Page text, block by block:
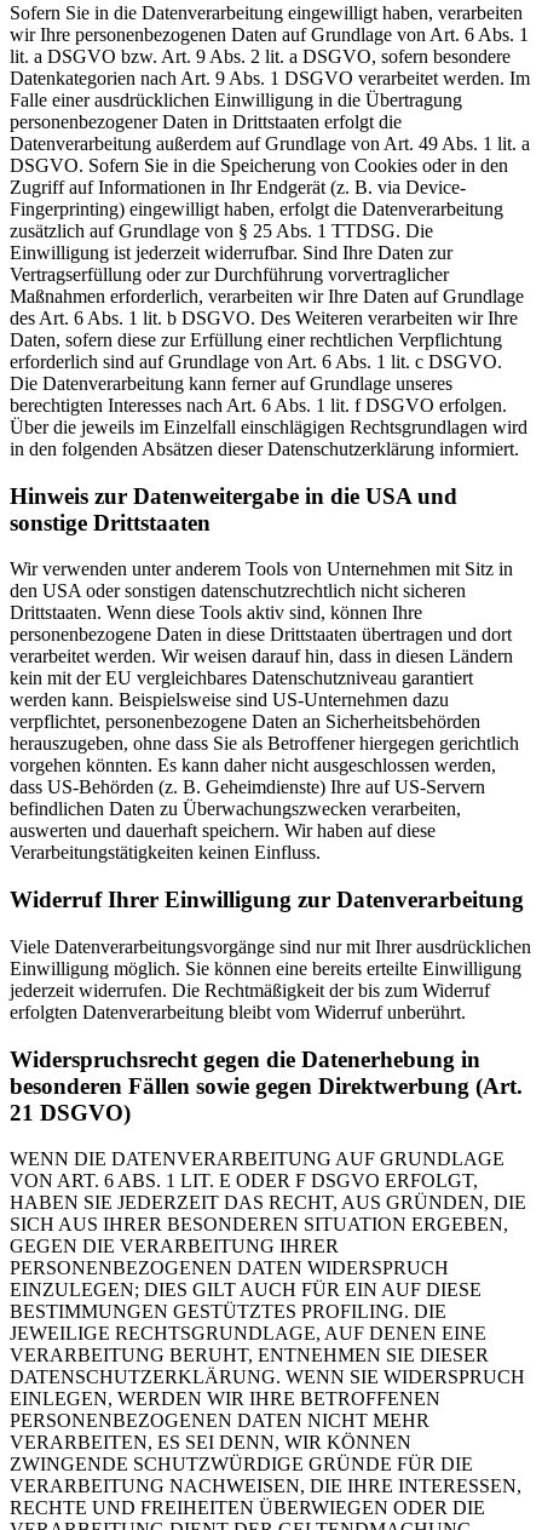
Sofern Sie in die Datenverarbeitung eingewilligt haben, verarbeiten
wir Ihre personenbezogenen Daten auf Grundlage von Art. 6 Abs. 1
lit. a DSGVO bzw. Art. 9 Abs. 2 lit. a DSGVO, sofern besondere
Datenkategorien nach Art. 9 Abs. 1 DSGVO verarbeitet werden. Im
Falle einer ausdrücklichen Einwilligung in die Übertragung
personenbezogener Daten in Drittstaaten erfolgt die
Datenverarbeitung außerdem auf Grundlage von Art. 49 Abs. 1 lit. a
DSGVO. Sofern Sie in die Speicherung von Cookies oder in den
Zugriff auf Informationen in Ihr Endgerät (z. B. via Device-
Fingerprinting) eingewilligt haben, erfolgt die Datenverarbeitung
zusätzlich auf Grundlage von § 25 Abs. 1 TTDSG. Die
Einwilligung ist jederzeit widerrufbar. Sind Ihre Daten zur
Vertragserfüllung oder zur Durchführung vorvertraglicher
Maßnahmen erforderlich, verarbeiten wir Ihre Daten auf Grundlage
des Art. 6 Abs. 1 lit. b DSGVO. Des Weiteren verarbeiten wir Ihre
Daten, sofern diese zur Erfüllung einer rechtlichen Verpflichtung
erforderlich sind auf Grundlage von Art. 6 Abs. 1 lit. c DSGVO.
Die Datenverarbeitung kann ferner auf Grundlage unseres
berechtigten Interesses nach Art. 6 Abs. 1 lit. f DSGVO erfolgen.
Über die jeweils im Einzelfall einschlägigen Rechtsgrundlagen wird
in den folgenden Absätzen dieser Datenschutzerklärung informiert.
Hinweis zur Datenweitergabe in die USA und
sonstige Drittstaaten
Wir verwenden unter anderem Tools von Unternehmen mit Sitz in
den USA oder sonstigen datenschutzrechtlich nicht sicheren
Drittstaaten. Wenn diese Tools aktiv sind, können Ihre
personenbezogene Daten in diese Drittstaaten übertragen und dort
verarbeitet werden. Wir weisen darauf hin, dass in diesen Ländern
kein mit der EU vergleichbares Datenschutzniveau garantiert
werden kann. Beispielsweise sind US-Unternehmen dazu
verpflichtet, personenbezogene Daten an Sicherheitsbehörden
herauszugeben, ohne dass Sie als Betroffener hiergegen gerichtlich
vorgehen könnten. Es kann daher nicht ausgeschlossen werden,
dass US-Behörden (z. B. Geheimdienste) Ihre auf US-Servern
befindlichen Daten zu Überwachungszwecken verarbeiten,
auswerten und dauerhaft speichern. Wir haben auf diese
Verarbeitungstätigkeiten keinen Einfluss.
Widerruf Ihrer Einwilligung zur Datenverarbeitung
Viele Datenverarbeitungsvorgänge sind nur mit Ihrer ausdrücklichen
Einwilligung möglich. Sie können eine bereits erteilte Einwilligung
jederzeit widerrufen. Die Rechtmäßigkeit der bis zum Widerruf
erfolgten Datenverarbeitung bleibt vom Widerruf unberührt.
Widerspruchsrecht gegen die Datenerhebung in
besonderen Fällen sowie gegen Direktwerbung (Art.
21 DSGVO)
WENN DIE DATENVERARBEITUNG AUF GRUNDLAGE
VON ART. 6 ABS. 1 LIT. E ODER F DSGVO ERFOLGT,
HABEN SIE JEDERZEIT DAS RECHT, AUS GRÜNDEN, DIE
SICH AUS IHRER BESONDEREN SITUATION ERGEBEN,
GEGEN DIE VERARBEITUNG IHRER
PERSONENBEZOGENEN DATEN WIDERSPRUCH
EINZULEGEN; DIES GILT AUCH FÜR EIN AUF DIESE
BESTIMMUNGEN GESTÜTZTES PROFILING. DIE
JEWEILIGE RECHTSGRUNDLAGE, AUF DENEN EINE
VERARBEITUNG BERUHT, ENTNEHMEN SIE DIESER
DATENSCHUTZERKLÄRUNG. WENN SIE WIDERSPRUCH
EINLEGEN, WERDEN WIR IHRE BETROFFENEN
PERSONENBEZOGENEN DATEN NICHT MEHR
VERARBEITEN, ES SEI DENN, WIR KÖNNEN
ZWINGENDE SCHUTZWÜRDIGE GRÜNDE FÜR DIE
VERARBEITUNG NACHWEISEN, DIE IHRE INTERESSEN,
RECHTE UND FREIHEITEN ÜBERWIEGEN ODER DIE